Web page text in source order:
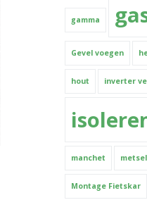
gamma
Gevel voegen
hout inverter
manchet
Montage Fietskar